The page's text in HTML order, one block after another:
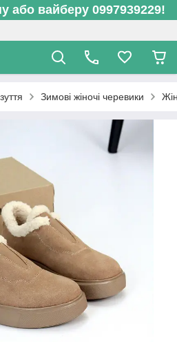
або вайберу 0997939229!
Зимові жіночі черевики